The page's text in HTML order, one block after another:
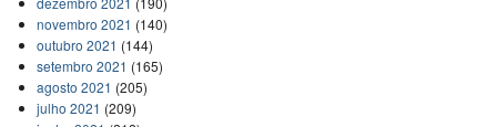
novembro 2021 (140)
outubro 2021 (144)
setembro 2021 (165)
agosto 2021 (205)
julho 2021 (209)